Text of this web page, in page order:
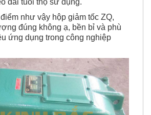
dài tuổi thọ sử dụng.
như vậy hộp giảm tốc ZQ,
đúng không ạ, bền bỉ và phù
ứng dụng trong công nghiệp